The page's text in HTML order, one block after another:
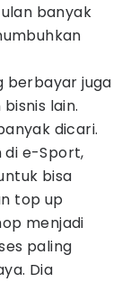
banyak
berbayar juga
lain.
dicari.
di e-Sport,
bisa
top up
menjadi
paling
Dia